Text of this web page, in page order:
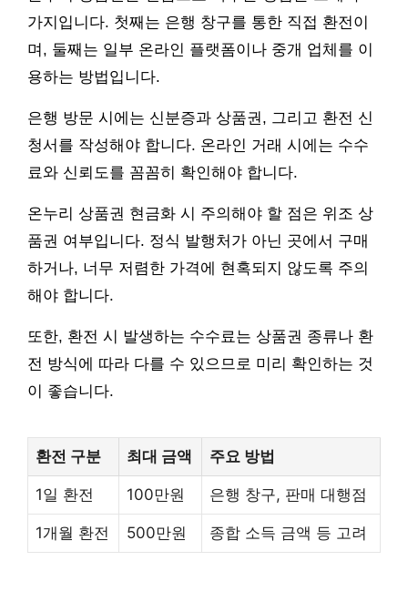
가지입니다. 첫째는 은행 창구를 통한 직접 환전이
며, 둘째는 일부 온라인 플랫폼이나 중개 업체를 이
용하는 방법입니다.
은행 방문 시에는 신분증과 상품권, 그리고 환전 신
청서를 작성해야 합니다. 온라인 거래 시에는 수수
료와 신뢰도를 꼼꼼히 확인해야 합니다.
온누리 상품권 현금화 시 주의해야 할 점은 위조 상
품권 여부입니다. 정식 발행처가 아닌 곳에서 구매
하거나, 너무 저렴한 가격에 현혹되지 않도록 주의
해야 합니다.
또한, 환전 시 발생하는 수수료는 상품권 종류나 환
전 방식에 따라 다를 수 있으므로 미리 확인하는 것
이 좋습니다.
환전 구분 최대 금액 주요 방법
1일 환전 100만원 은행 창구, 판매 대행점
1개월 환전 500만원 종합 소득 금액 등 고려